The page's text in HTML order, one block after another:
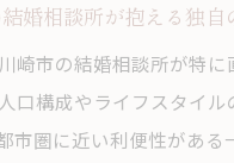
結婚相談所で明らかにな
態
結婚相談所が語る婚活失
ーン
婚相談所が抱える独自
崎市の結婚相談所が特
口構成やライフスタイル
市圏に近い利便性がある